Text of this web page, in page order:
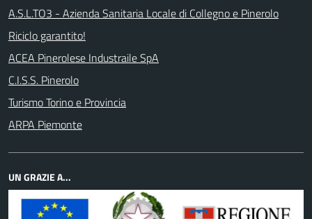
A.S.L.TO3 - Azienda Sanitaria Locale di Collegno e Pinerolo
Riciclo garantito!
ACEA Pinerolese Industraile SpA
C.I.S.S. Pinerolo
Turismo Torino e Provincia
ARPA Piemonte
UN GRAZIE A...